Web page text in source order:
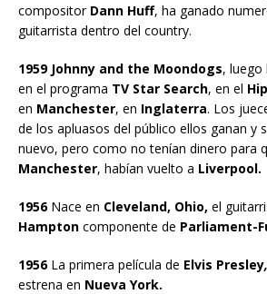
compositor Dann Huff, ha ganado
guitarrista dentro del country.
1959 Johnny and the Moondogs, luego
en el programa TV Star Search, en el
en Manchester, en Inglaterra. Los
de los apluasos del público ellos ganan y
nuevo, pero como no tenían dinero para
Manchester, habían vuelto a Liverpool.
1956Nace en Cleveland, Ohio, el
Hampton componente de Parliament-
1956La primera película de Elvis Presley,
estrena en Nueva York.